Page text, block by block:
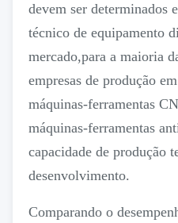
devem ser determinados
técnico de equipamento
mercado,para a maioria
empresas de produção
máquinas-ferramentas
máquinas-ferramentas
capacidade de produção
desenvolvimento.
Comparando o